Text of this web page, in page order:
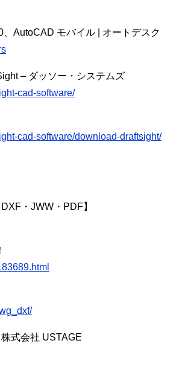
AutoCAD モバイル | オートデスク
– ダッソー・システムズ
cad-software/
cad-software/download-draftsight/
・JWW・PDF】
式会社 USTAGE